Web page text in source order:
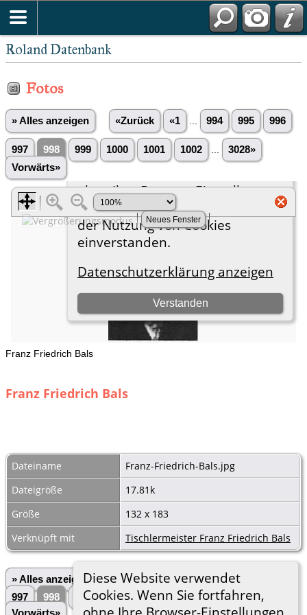
Roland Datenbank
Diese Website verwendet
Cookies. Wenn Sie fortfahren,
Fotos
» Alles anzeigen «Zurück «1 994 995 996
997 998 999 1000 1001 1002
3028»
Vorwärts»
Franz Friedrich Bals
Franz Friedrich Bals
Dateiname
Franz-Friedrich-Bals.jpg
Dateigröße
17.81k
Größe
132 x 183
Verknüpft mit
Tischlermeister Franz Friedrich Bals
» Alles anzeigen «Zurück «1 ... 994 995
997
998 999 1000 1001 1002 ...
3028»
Vorwärts»